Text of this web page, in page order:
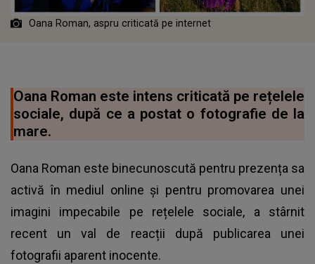
Oana Roman, aspru criticată pe internet
Oana Roman este intens criticată pe rețelele
sociale, după ce a postat o fotografie de la
mare.
Oana Roman este binecunoscută pentru prezența sa
activă în mediul online și pentru promovarea unei
imagini impecabile pe rețelele sociale, a stârnit
recent un val de reacții după publicarea unei
fotografii aparent inocente.